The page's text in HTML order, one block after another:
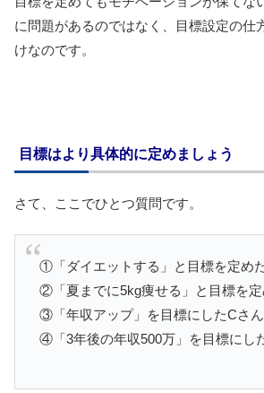
に問題があるのではなく、目標設定の仕
けなのです。
目標はより具体的に定めましょう
さて、ここでひとつ質問です。
①「ダイエットする」と目標を定め
②「夏までに5kg痩せる」と目標を定
③「年収アップ」を目標にしたCさん
④「3年後の年収500万」を目標にし